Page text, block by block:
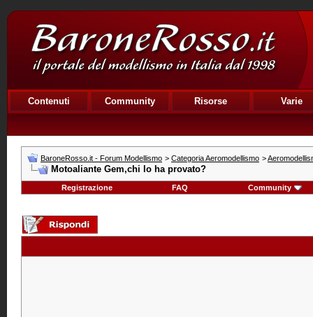
Contenuti Community Risorse Varie
BaroneRosso.it - Forum Modellismo > Categoria Aeromodellismo >
Motoaliante Gem,chi lo ha provato?
Registrazione FAQ Community